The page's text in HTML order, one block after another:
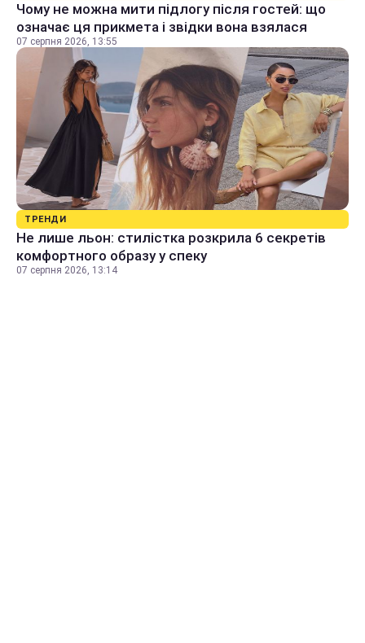
Чому не можна мити підлогу після гостей: що
означає ця прикмета і звідки вона взялася
07 серпня 2026, 13:55
ТРЕНДИ
Не лише льон: стилістка розкрила 6 секретів
комфортного образу у спеку
07 серпня 2026, 13:14